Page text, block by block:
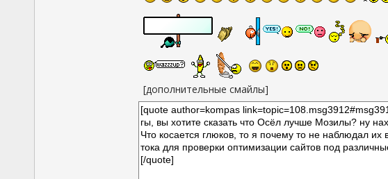
[дополнительные смайлы]